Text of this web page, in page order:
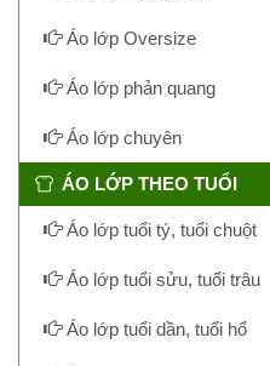
Áo lớp Oversize
Áo lớp phản quang
Áo lớp chuyên
ÁO LỚP THEO TUỔI
Áo lớp tuổi tý, tuổi chuột
Áo lớp tuổi sửu, tuổi trâu
Áo lớp tuổi dần, tuổi hổ